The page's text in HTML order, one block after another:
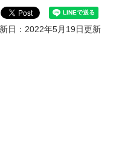
日：2022年5月19日更新